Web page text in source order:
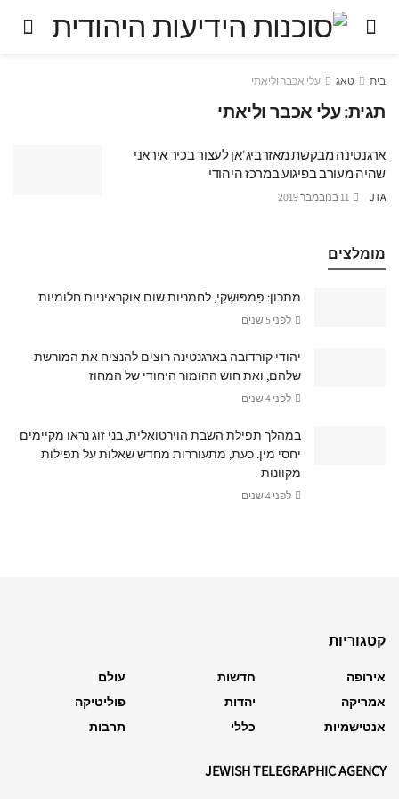
בית טאג עלי אכבר וליאתי
תגית:עלי אכבר וליאתי
ארגנטינה מבקשת מאזרביג'אן לעצור בכיר איראני
שהיה מעורב בפיגוע במרכז היהודי
JTA
מומלצים
מתכון: פַּמפּוּשְקִי, לחמניות שום אוקראיניות חלומיות
לפני 5 שנים
יהודי קורדובה בארגנטינה רוצים להנציח את המורשת
שלהם, ואת חוש ההומור היחודי של המחוז
לפני 4 שנים
במהלך תפילת השבת הוירטואלית, בני זוג נראו מקיימים
יחסי מין. כעת, מתעוררות מחדש שאלות על תפילות
מקוונות
לפני 4 שנים
קטגוריות
אירופה
אמריקה
אנטישמיות
חדשות
יהדות
כללי
עולם
פוליטיקה
תרבות
JEWISH TELEGRAPHIC AGENCY